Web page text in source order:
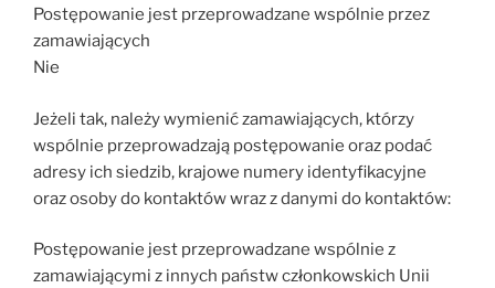
Postępowanie jest przeprowadzane wspólnie przez
zamawiających
Nie
Jeżeli tak, należy wymienić zamawiających, którzy
wspólnie przeprowadzają postępowanie oraz podać
adresy ich siedzib, krajowe numery identyfikacyjne
oraz osoby do kontaktów wraz z danymi do kontaktów:
Postępowanie jest przeprowadzane wspólnie z
zamawiającymi z innych państw członkowskich Unii